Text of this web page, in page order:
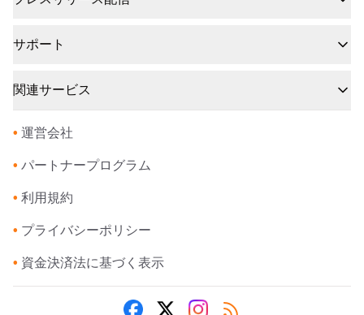
サポート
関連サービス
• 運営会社
• パートナープログラム
• 利用規約
• プライバシーポリシー
• 資金決済法に基づく表示